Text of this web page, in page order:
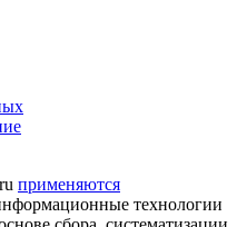
применяются
технологии